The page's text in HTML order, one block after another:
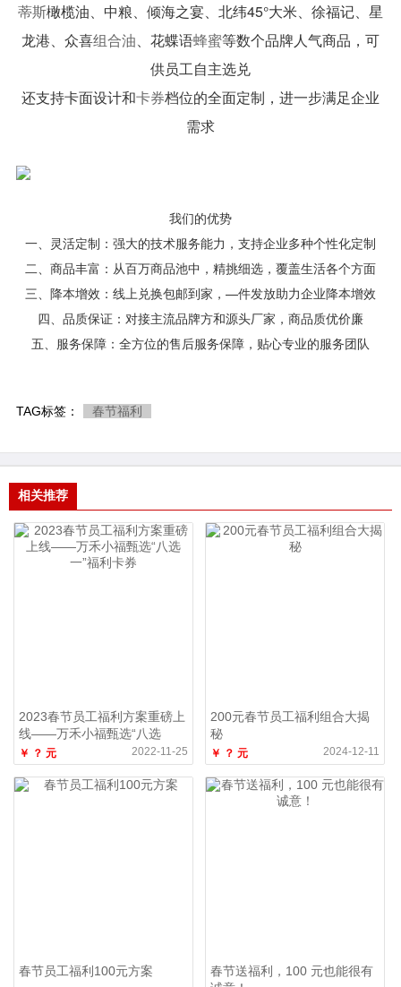
蒂斯橄榄油、中粮、倾海之宴、北纬45°大米、徐福记、星
龙港、众喜组合油、花蝶语蜂蜜等数个品牌人气商品，可
供员工自主选兑
还支持卡面设计和卡券档位的全面定制，进一步满足企业
需求
我们的优势
一、灵活定制：强大的技术服务能力，支持企业多种个性化定制
二、商品丰富：从百万商品池中，精挑细选，覆盖生活各个方面
三、降本增效：线上兑换包邮到家，—件发放助力企业降本增效
四、品质保证：对接主流品牌方和源头厂家，商品质优价廉
五、服务保障：全方位的售后服务保障，贴心专业的服务团队
TAG标签： 春节福利
相关推荐
2023春节员工福利方案重磅上
线——万禾小福甄选“八选
一”福利卡券
￥ ？ 元 2022-11-25
200元春节员工福利组合大揭
秘
￥ ？ 元 2024-12-11
春节员工福利100元方案
春节送福利，100 元也能很有